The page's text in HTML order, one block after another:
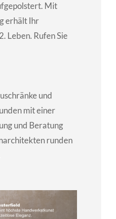
Mit
erhält Ihr
Leben. Rufen Sie
und
mit einer
und Beratung
runden